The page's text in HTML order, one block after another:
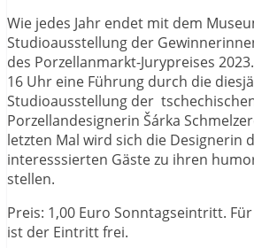
Wie jedes Jahr endet mit dem
Studioausstellung der
des Porzellanmarkt-Jurypreises
16 Uhr eine Führung durch die
Studioausstellung der
Porzellandesignerin Šárka
letzten Mal wird sich die Designerin
interesssierten Gäste zu ihren
stellen.
Preis: 1,00 Euro Sonntagseintritt.
ist der Eintritt frei.